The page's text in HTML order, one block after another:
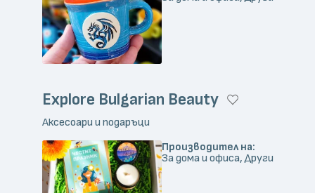
Explore Bulgarian Beauty
Аксесоари и подаръци
Производител на:
За дома и офиса, Други